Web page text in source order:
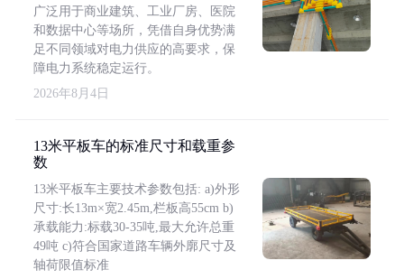
广泛用于商业建筑、工业厂房、医院
和数据中心等场所，凭借自身优势满
足不同领域对电力供应的高要求，保
障电力系统稳定运行。
2026年8月4日
13米平板车的标准尺寸和载重参
数
13米平板车主要技术参数包括: a)外形
尺寸:长13m×宽2.45m,栏板高55cm b)
承载能力:标载30-35吨,最大允许总重
49吨 c)符合国家道路车辆外廓尺寸及
轴荷限值标准